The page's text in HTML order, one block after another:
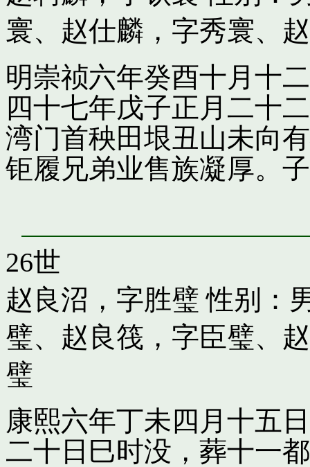
寰、 赵仕麟，字秀寰、
明崇祯六年癸酉十月十
四十七年戊子正月二十
湾门首秧田垠丑山未向
钜履兄弟业售族凝厚。
26世
赵良沼，字胜璧 性别：
璧、 赵良筏，字臣璧、
璧
康熙六年丁未四月十五
二十日巳时没，葬十一